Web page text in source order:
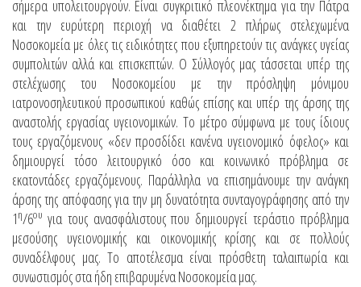
σήμερα υπολειτουργούν. Είναι συγκριτικό πλεονέκτημα για την Πάτρα
και την ευρύτερη περιοχή να διαθέτει 2 πλήρως στελεχωμένα
Νοσοκομεία με όλες τις ειδικότητες που εξυπηρετούν τις ανάγκες υγείας
συμπολιτών αλλά και επισκεπτών. Ο Σύλλογός μας τάσσεται υπέρ της
στελέχωσης του Νοσοκομείου με την πρόσληψη μόνιμου
ιατρονοσηλευτικού προσωπικού καθώς επίσης και υπέρ της άρσης της
αναστολής εργασίας υγειονομικών. Το μέτρο σύμφωνα με τους ίδιους
τους εργαζόμενους «δεν προσδίδει κανένα υγειονομικό όφελος» και
δημιουργεί τόσο λειτουργικό όσο και κοινωνικό πρόβλημα σε
εκατοντάδες εργαζόμενους. Παράλληλα να επισημάνουμε την ανάγκη
άρσης της απόφασης για την μη δυνατότητα συνταγογράφησης από την
1η/6ου για τους ανασφάλιστους που δημιουργεί τεράστιο πρόβλημα
μεσούσης υγειονομικής και οικονομικής κρίσης και σε πολλούς
συναδέλφους μας. Το αποτέλεσμα είναι πρόσθετη ταλαιπωρία και
συνωστισμός στα ήδη επιβαρυμένα Νοσοκομεία μας.